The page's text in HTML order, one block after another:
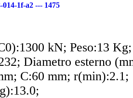
1f-a2 --- 1475
kN; Peso:13 Kg;
Diametro esterno
C:60 mm; r(min):2.1;